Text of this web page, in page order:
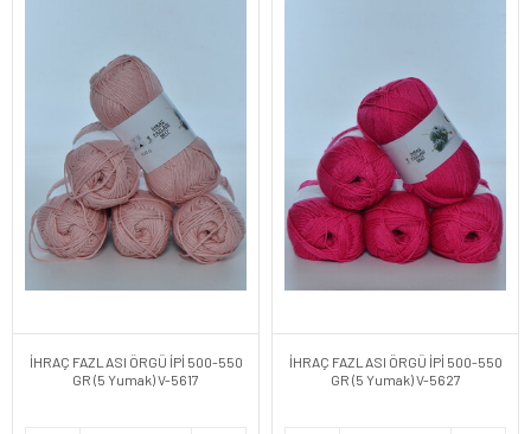
İHRAÇ FAZLASI ÖRGÜ İPİ 500-550
GR (5 Yumak) V-5617
İHRAÇ FAZLASI ÖRGÜ İPİ 500-550
GR (5 Yumak) V-5627